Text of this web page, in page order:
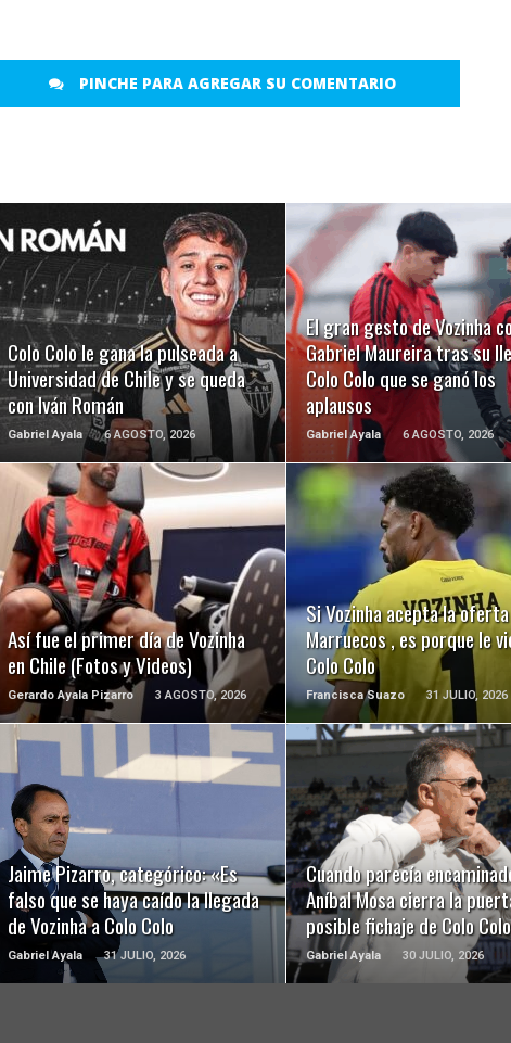
PINCHE PARA AGREGAR SU COMENTARIO
Colo Colo le gana la pulseada a
Universidad de Chile y se queda
con Iván Román
Gabriel Ayala 6 AGOSTO, 2026
LEER MÁS
El gran gesto de Vozinha
Gabriel Maureira tras su
Colo Colo que se ganó los
aplausos
Gabriel Ayala 6 AGOSTO, 2026
LEER MÁS
Así fue el primer día de Vozinha
en Chile (Fotos y Videos)
Gerardo Ayala Pizarro 3 AGOSTO, 2026
LEER MÁS
Si Vozinha acepta la
Marruecos , es porque le
Colo Colo
Francisca Suazo 31 JULIO, 2026
LEER MÁS
Jaime Pizarro, categórico: «Es
falso que se haya caído la llegada
de Vozinha a Colo Colo
Gabriel Ayala 31 JULIO, 2026
LEER MÁS
Cuando parecía
Aníbal Mosa cierra la
posible fichaje de Colo Colo
Gabriel Ayala 30 JULIO, 2026
LEER MÁS